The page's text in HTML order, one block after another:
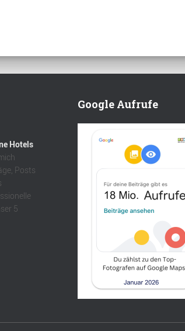
Hotels
Posts
5
Google Aufrufe